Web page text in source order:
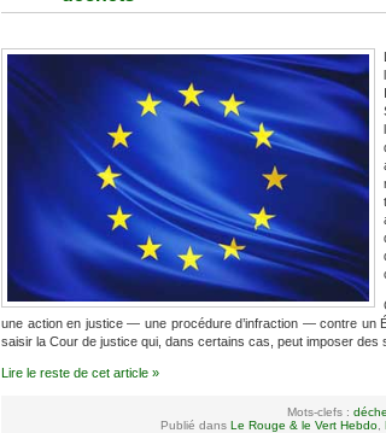
une action en justice — une procédure d’infraction — contre un
saisir la Cour de justice qui, dans certains cas, peut imposer des
Lire le reste de cet article »
Mots-clefs :
Publié dans Le Rouge & le Vert Hebdo